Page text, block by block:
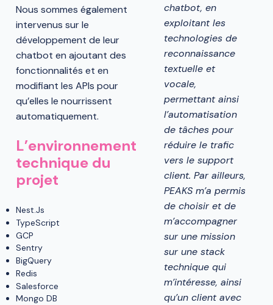
Nous sommes également
intervenus sur le
développement de leur
chatbot en ajoutant des
fonctionnalités et en
modifiant les APIs pour
qu’elles le nourrissent
automatiquement.
L’environnement
technique du
projet
Nest.Js
TypeScript
GCP
Sentry
BigQuery
Redis
Salesforce
Mongo DB
chatbot, en
exploitant les
technologies de
reconnaissance
textuelle et
vocale,
permettant ainsi
l’automatisation
de tâches pour
réduire le trafic
vers le support
client. Par ailleurs,
PEAKS m’a permis
de choisir et de
m’accompagner
sur une mission
sur une stack
technique qui
m’intéresse, ainsi
qu’un client avec